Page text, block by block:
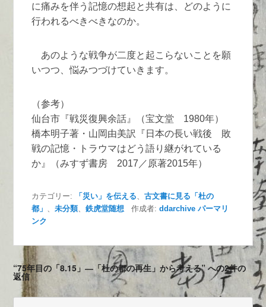
に痛みを伴う記憶の想起と共有は、どのように
行われるべきべきなのか。
あのような戦争が二度と起こらないことを願
いつつ、悩みつづけていきます。
（参考）
仙台市『戦災復興余話』（宝文堂 1980年）
橋本明子著・山岡由美訳『日本の長い戦後 敗
戦の記憶・トラウマはどう語り継がれている
か』（みすず書房 2017／原著2015年）
カテゴリー: 「災い」を伝える 、古文書に見る「杜の
都」
、未分類、鉄虎堂随想 作成者:ddarchive パーマリ
ンク
“75年目の「8.15」―「杜の都の再生」から考える” への2件の
返信